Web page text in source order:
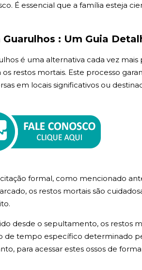
É essencial que a família esteja
: Um Guia
é uma alternativa cada vez
restos mortais. Este processo
em locais significativos ou
formal, como mencionado
os restos mortais são
desde o sepultamento, os restos
tempo específico determinado
para acessar estes ossos de